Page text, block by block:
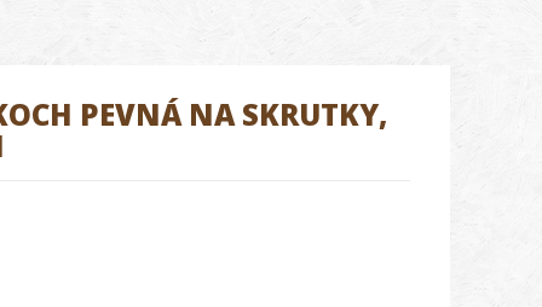
PEVNÁ NA SKRUTKY,